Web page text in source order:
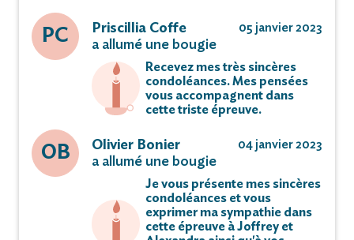
PC
Priscillia Coffe
a allumé une bougie
05 janvier 2023
Recevez mes très sincères
condoléances. Mes pensées
vous accompagnent dans
cette triste épreuve.
OB
Olivier Bonier
a allumé une bougie
04 janvier 2023
Je vous présente mes sincères
condoléances et vous
exprimer ma sympathie dans
cette épreuve à Joffrey et